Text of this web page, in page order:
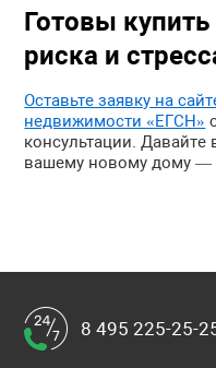
Готовы
риска и
Оставьте заявку на
недвижимости «ЕГСН»
консультации. Давайте
вашему новому дому —
8 495 225-25-